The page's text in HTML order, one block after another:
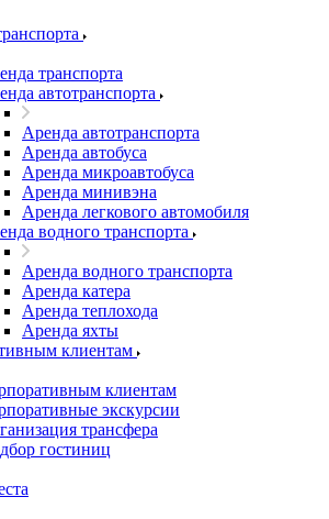
транспорта
автотранспорта
Аренда автотранспорта
Аренда автобуса
Аренда микроавтобуса
Аренда минивэна
Аренда легкового автомобиля
водного транспорта
Аренда водного транспорта
Аренда катера
Аренда теплохода
Аренда яхты
клиентам
клиентам
экскурсии
трансфера
гостиниц